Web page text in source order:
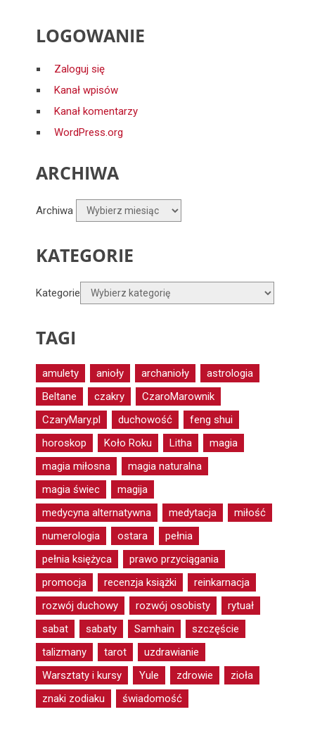
LOGOWANIE
Zaloguj się
Kanał wpisów
Kanał komentarzy
WordPress.org
ARCHIWA
Archiwa
KATEGORIE
Kategorie
TAGI
amulety anioły archanioły
astrologia
Beltane
czakry
CzaroMarownik
CzaryMary.pl
duchowość
feng shui
horoskop
Koło Roku Litha
magia
magia miłosna
magia naturalna
magia świec
magija
medycyna alternatywna
medytacja
miłość
numerologia
ostara
pełnia
pełnia księżyca
prawo przyciągania
promocja
recenzja książki
reinkarnacja
rozwój duchowy
rozwój osobisty
rytuał
sabat
sabaty Samhain
szczęście
talizmany
tarot
uzdrawianie
Warsztaty i kursy
Yule zdrowie
zioła
znaki zodiaku
świadomość